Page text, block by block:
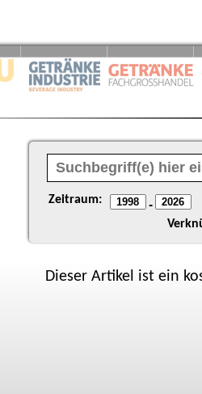
Zeitraum: -
Dieser Artikel ist ein